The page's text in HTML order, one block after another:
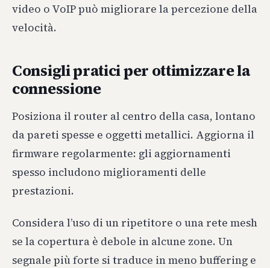
video o VoIP può migliorare la percezione della
velocità.
Consigli pratici per ottimizzare la
connessione
Posiziona il router al centro della casa, lontano
da pareti spesse e oggetti metallici. Aggiorna il
firmware regolarmente: gli aggiornamenti
spesso includono miglioramenti delle
prestazioni.
Considera l’uso di un ripetitore o una rete mesh
se la copertura è debole in alcune zone. Un
segnale più forte si traduce in meno buffering e